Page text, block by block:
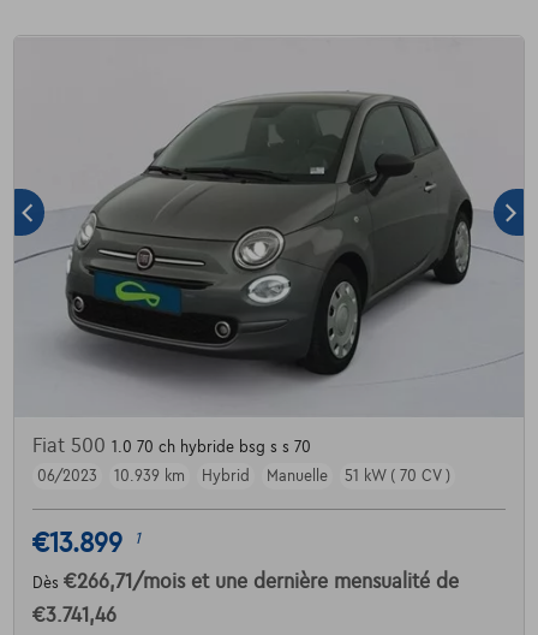
Fiat 500 1.0 70 ch hybride bsg s s 70
06/2023
10.939 km Hybrid Manuelle 51 kW ( 70 CV )
€13.899 1
Dès €266,71 /mois et une dernière mensualité de
€3.741,46